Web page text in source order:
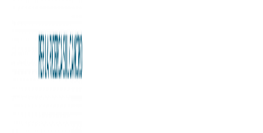
campagna promossa dalla nostra Fondazione e prenota
ora la tua consulenza gratuita all’Istituto di Candiolo.